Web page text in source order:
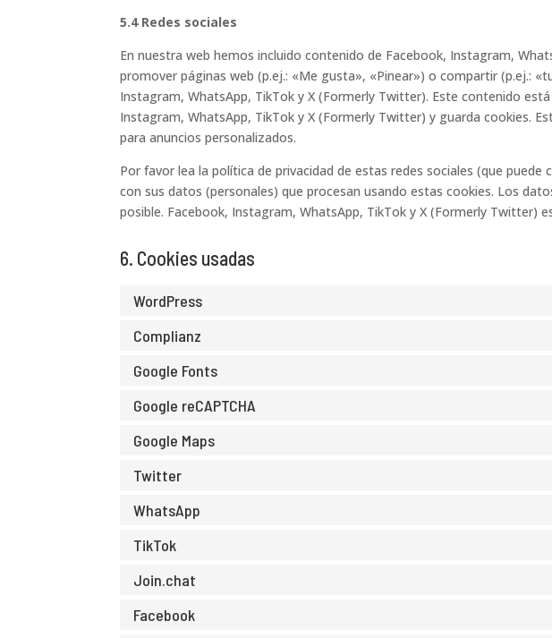
5.4 Redes sociales
En nuestra web hemos incluido contenido de Facebook, Instagram,
promover páginas web (p.ej.: «Me gusta», «Pinear») o compartir (p.ej.:
Instagram, WhatsApp, TikTok y X (Formerly Twitter). Este contenido
Instagram, WhatsApp, TikTok y X (Formerly Twitter) y guarda cookies.
para anuncios personalizados.
Por favor lea la política de privacidad de estas redes sociales (que
con sus datos (personales) que procesan usando estas cookies. Los
posible. Facebook, Instagram, WhatsApp, TikTok y X (Formerly Twitter)
6. Cookies usadas
WordPress
Complianz
Google Fonts
Google reCAPTCHA
Google Maps
Twitter
WhatsApp
TikTok
Join.chat
Facebook